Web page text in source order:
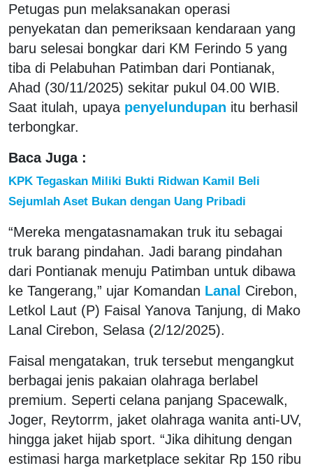
Petugas pun melaksanakan operasi
penyekatan dan pemeriksaan kendaraan yang
baru selesai bongkar dari KM Ferindo 5 yang
tiba di Pelabuhan Patimban dari Pontianak,
Ahad (30/11/2025) sekitar pukul 04.00 WIB.
Saat itulah, upaya penyelundupan itu berhasil
terbongkar.
Baca Juga :
KPK Tegaskan Miliki Bukti Ridwan Kamil Beli
Sejumlah Aset Bukan dengan Uang Pribadi
“Mereka mengatasnamakan truk itu sebagai
truk barang pindahan. Jadi barang pindahan
dari Pontianak menuju Patimban untuk dibawa
ke Tangerang,” ujar Komandan Lanal Cirebon,
Letkol Laut (P) Faisal Yanova Tanjung, di Mako
Lanal Cirebon, Selasa (2/12/2025).
Faisal mengatakan, truk tersebut mengangkut
berbagai jenis pakaian olahraga berlabel
premium. Seperti celana panjang Spacewalk,
Joger, Reytorrm, jaket olahraga wanita anti-UV,
hingga jaket hijab sport. “Jika dihitung dengan
estimasi harga marketplace sekitar Rp 150 ribu